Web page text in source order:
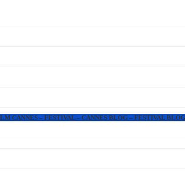
CANNES – FESTIVAL – CANNES BLOG – FESTIVAL